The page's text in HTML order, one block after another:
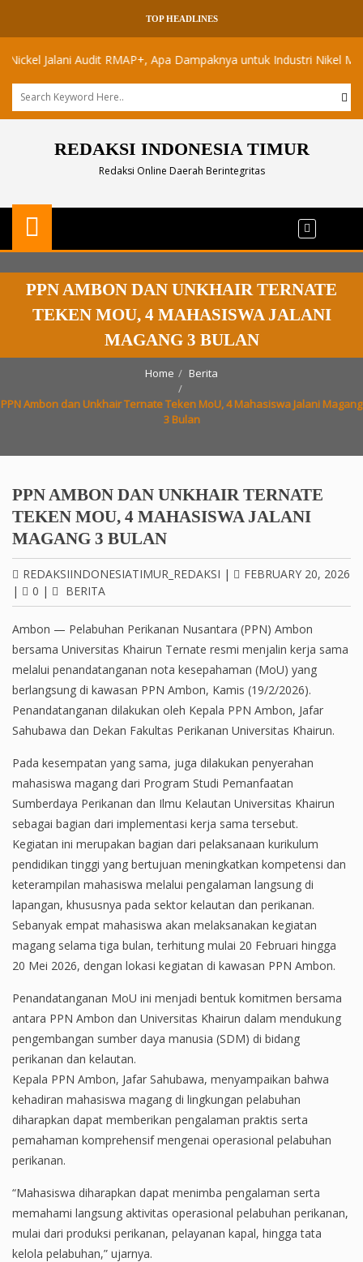
TOP HEADLINES
Audit RMAP+, Apa Dampaknya untuk Industri Nikel Maluku
REDAKSI INDONESIA TIMUR
Redaksi Online Daerah Berintegritas
PPN AMBON DAN UNKHAIR TERNATE
TEKEN MOU, 4 MAHASISWA JALANI
MAGANG 3 BULAN
Home Berita
PPN Ambon dan Unkhair Ternate Teken MoU, 4 Mahasiswa Jalani Magang
3 Bulan
PPN AMBON DAN UNKHAIR TERNATE
TEKEN MOU, 4 MAHASISWA JALANI
MAGANG 3 BULAN
REDAKSIINDONESIATIMUR_REDAKSI |
FEBRUARY 20, 2026
|
0 | BERITA
Ambon — Pelabuhan Perikanan Nusantara (PPN) Ambon
bersama Universitas Khairun Ternate resmi menjalin kerja sama
melalui penandatanganan nota kesepahaman (MoU) yang
berlangsung di kawasan PPN Ambon, Kamis (19/2/2026).
Penandatanganan dilakukan oleh Kepala PPN Ambon, Jafar
Sahubawa dan Dekan Fakultas Perikanan Universitas Khairun.
Pada kesempatan yang sama, juga dilakukan penyerahan
mahasiswa magang dari Program Studi Pemanfaatan
Sumberdaya Perikanan dan Ilmu Kelautan Universitas Khairun
sebagai bagian dari implementasi kerja sama tersebut.
Kegiatan ini merupakan bagian dari pelaksanaan kurikulum
pendidikan tinggi yang bertujuan meningkatkan kompetensi dan
keterampilan mahasiswa melalui pengalaman langsung di
lapangan, khususnya pada sektor kelautan dan perikanan.
Sebanyak empat mahasiswa akan melaksanakan kegiatan
magang selama tiga bulan, terhitung mulai 20 Februari hingga
20 Mei 2026, dengan lokasi kegiatan di kawasan PPN Ambon.
Penandatanganan MoU ini menjadi bentuk komitmen bersama
antara PPN Ambon dan Universitas Khairun dalam mendukung
pengembangan sumber daya manusia (SDM) di bidang
perikanan dan kelautan.
Kepala PPN Ambon, Jafar Sahubawa, menyampaikan bahwa
kehadiran mahasiswa magang di lingkungan pelabuhan
diharapkan dapat memberikan pengalaman praktis serta
pemahaman komprehensif mengenai operasional pelabuhan
perikanan.
“Mahasiswa diharapkan dapat menimba pengalaman serta
memahami langsung aktivitas operasional pelabuhan perikanan,
mulai dari produksi perikanan, pelayanan kapal, hingga tata
kelola pelabuhan,” ujarnya.